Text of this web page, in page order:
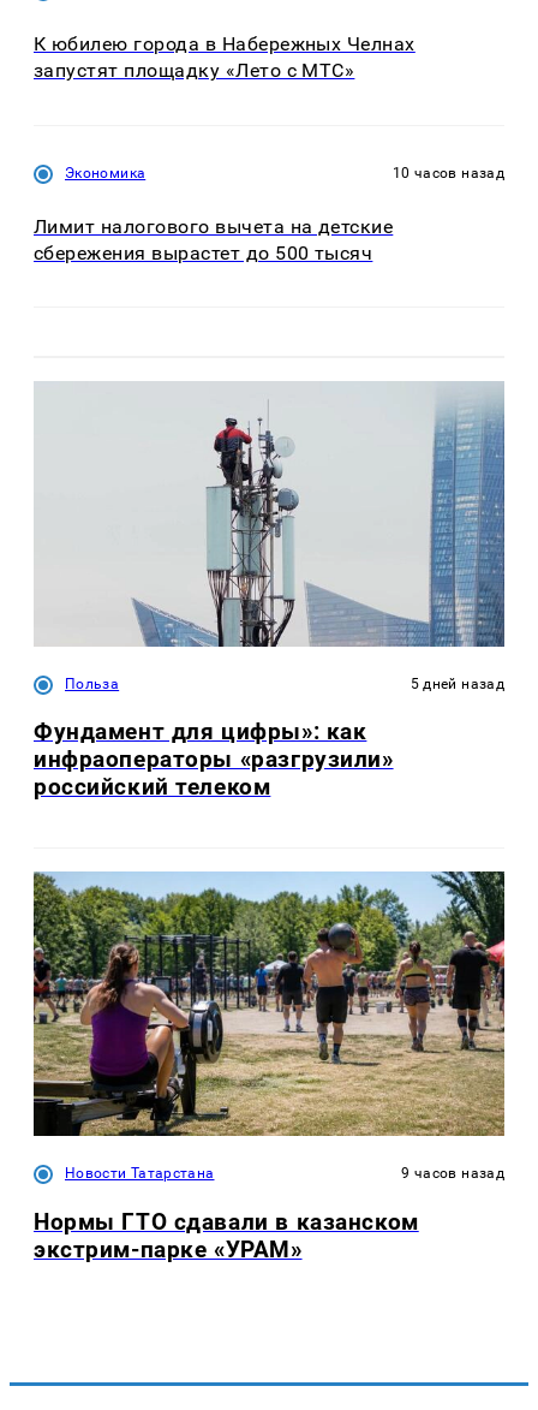
К юбилею города в Набережных Челнах
запустят площадку «Лето с МТС»
Экономика 10 часов назад
Лимит налогового вычета на детские
сбережения вырастет до 500 тысяч
Польза 5 дней назад
Фундамент для цифры»: как
инфраоператоры «разгрузили»
российский телеком
Новости Татарстана 9 часов назад
Нормы ГТО сдавали в казанском
экстрим-парке «УРАМ»